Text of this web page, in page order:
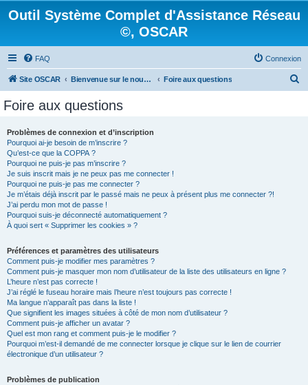
Outil Système Complet d'Assistance Réseau
©, OSCAR
FAQ Connexion
Site OSCAR Bienvenue sur le nouveau forum OSCAR Foire aux questions
Foire aux questions
Problèmes de connexion et d’inscription
Pourquoi ai-je besoin de m’inscrire ?
Qu’est-ce que la COPPA ?
Pourquoi ne puis-je pas m’inscrire ?
Je suis inscrit mais je ne peux pas me connecter !
Pourquoi ne puis-je pas me connecter ?
Je m’étais déjà inscrit par le passé mais ne peux à présent plus me connecter ?!
J’ai perdu mon mot de passe !
Pourquoi suis-je déconnecté automatiquement ?
À quoi sert « Supprimer les cookies » ?
Préférences et paramètres des utilisateurs
Comment puis-je modifier mes paramètres ?
Comment puis-je masquer mon nom d’utilisateur de la liste des utilisateurs en ligne ?
L’heure n’est pas correcte !
J’ai réglé le fuseau horaire mais l’heure n’est toujours pas correcte !
Ma langue n’apparaît pas dans la liste !
Que signifient les images situées à côté de mon nom d’utilisateur ?
Comment puis-je afficher un avatar ?
Quel est mon rang et comment puis-je le modifier ?
Pourquoi m’est-il demandé de me connecter lorsque je clique sur le lien de courrier
électronique d’un utilisateur ?
Problèmes de publication